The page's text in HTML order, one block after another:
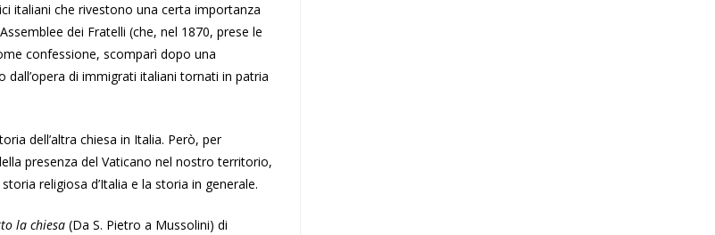
italiani che rivestono una certa importanza
dei Fratelli (che, nel 1870, prese le
confessione, scomparì dopo una
di immigrati italiani tornati in patria
dell’altra chiesa in Italia. Però, per
presenza del Vaticano nel nostro territorio,
religiosa d’Italia e la storia in generale.
la chiesa (Da S. Pietro a Mussolini) di